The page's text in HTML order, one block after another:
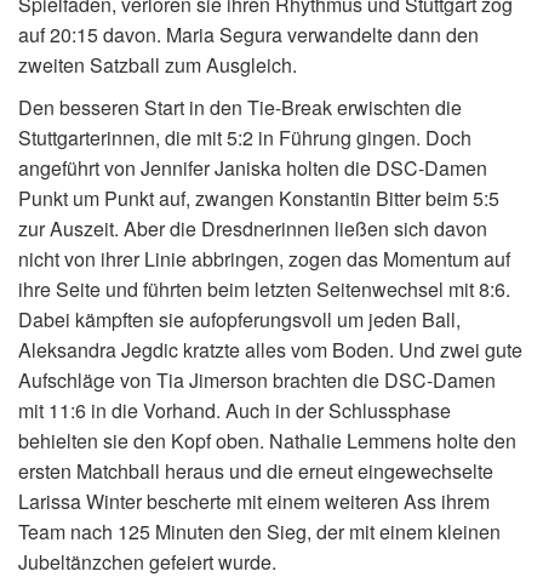
auf 20:15 davon. Maria Segura verwandelte dann den
zweiten Satzball zum Ausgleich.
Den besseren Start in den Tie-Break erwischten die
Stuttgarterinnen, die mit 5:2 in Führung gingen. Doch
angeführt von Jennifer Janiska holten die DSC-Damen
Punkt um Punkt auf, zwangen Konstantin Bitter beim 5:5
zur Auszeit. Aber die Dresdnerinnen ließen sich davon
nicht von ihrer Linie abbringen, zogen das Momentum auf
ihre Seite und führten beim letzten Seitenwechsel mit 8:6.
Dabei kämpften sie aufopferungsvoll um jeden Ball,
Aleksandra Jegdic kratzte alles vom Boden. Und zwei gute
Aufschläge von Tia Jimerson brachten die DSC-Damen
mit 11:6 in die Vorhand. Auch in der Schlussphase
behielten sie den Kopf oben. Nathalie Lemmens holte den
ersten Matchball heraus und die erneut eingewechselte
Larissa Winter bescherte mit einem weiteren Ass ihrem
Team nach 125 Minuten den Sieg, der mit einem kleinen
Jubeltänzchen gefeiert wurde.